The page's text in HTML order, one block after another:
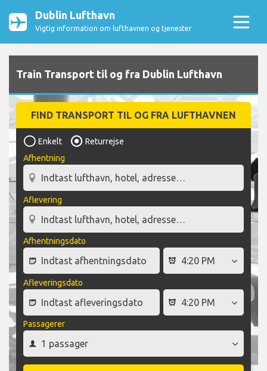
Dublin Lufthavn
Vigtig information om lufthavnen og tjenester
Train Transport til og fra Dublin Lufthavn
FIND TRANSPORT TIL OG FRA LUFTHAVNEN
Enkelt
Returrejse
Afhentning
Aflevering
Afhentningsdato
Afleveringsdato
Passagerer